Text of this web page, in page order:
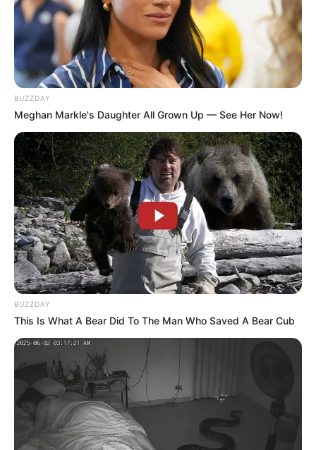
BUZZDAY
Meghan Markle's Daughter All Grown Up — See Her Now!
BUZZDAY
This Is What A Bear Did To The Man Who Saved A Bear Cub